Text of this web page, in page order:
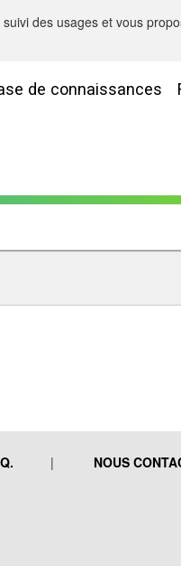
de connaissances
NOUS
des usages et vous